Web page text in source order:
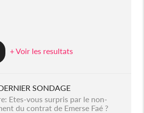
+ Voir les resultats
SONDAGE
Etes-vous surpris par le non-
du contrat de Emerse Faé ?